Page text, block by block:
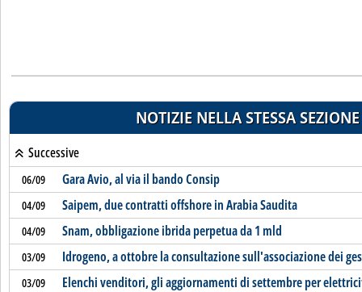
NOTIZIE NELLA STESSA SEZIONE
Successive
06/09 Gara Avio, al via il bando Consip
04/09 Saipem, due contratti offshore in Arabia Saudita
04/09 Snam, obbligazione ibrida perpetua da 1 mld
03/09 Idrogeno, a ottobre la consultazione sull'associazione dei
03/09 Elenchi venditori, gli aggiornamenti di settembre per